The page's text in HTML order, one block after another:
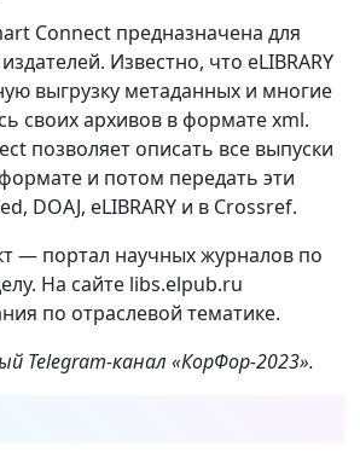
Connect предназначена для
Известно, что eLIBRARY
выгрузку метаданных и многие
своих архивов в формате xml.
позволяет описать все выпуски
и потом передать эти
DOAJ, eLIBRARY и в Crossref.
— портал научных журналов по
На сайте libs.elpub.ru
по отраслевой тематике.
Telegram-канал «КорФор-2023».